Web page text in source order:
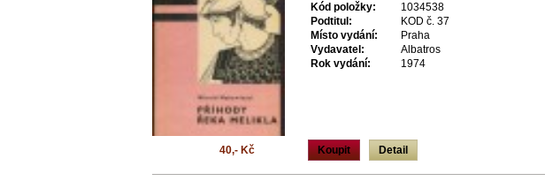
Kód položky:
1034538
Podtitul:
KOD č. 37
Místo vydání:
Praha
Vydavatel:
Albatros
Rok vydání:
1974
Koupit Detail
40,- Kč